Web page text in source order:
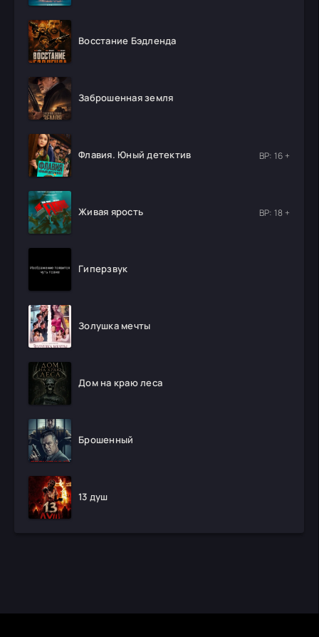
Восстание Бэдленда
Заброшенная земля
Флавия. Юный детектив ВР: 16 +
Живая ярость ВР: 18 +
Гиперзвук
Золушка мечты
Дом на краю леса
Брошенный
13 душ